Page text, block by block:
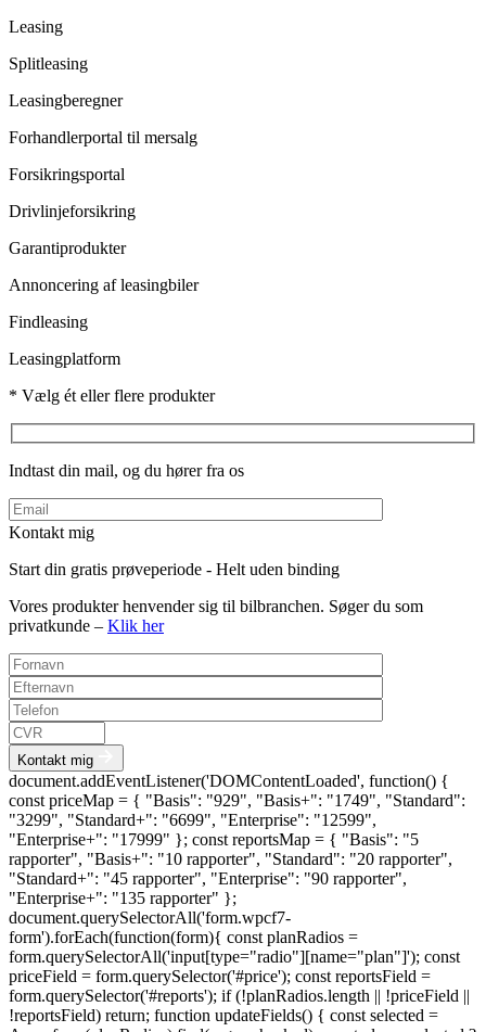
Leasing
Splitleasing
Leasingberegner
Forhandlerportal til mersalg
Forsikringsportal
Drivlinjeforsikring
Garantiprodukter
Annoncering af leasingbiler
Findleasing
Leasingplatform
* Vælg ét eller flere produkter
Indtast din mail, og du hører fra os
Kontakt mig
Start din gratis prøveperiode - Helt uden binding
Vores produkter henvender sig til bilbranchen. Søger du som
privatkunde – Klik her
Kontakt mig
document.addEventListener('DOMContentLoaded', function() {
const priceMap = { "Basis": "929", "Basis+": "1749", "Standard":
"3299", "Standard+": "6699", "Enterprise": "12599",
"Enterprise+": "17999" }; const reportsMap = { "Basis": "5
rapporter", "Basis+": "10 rapporter", "Standard": "20 rapporter",
"Standard+": "45 rapporter", "Enterprise": "90 rapporter",
"Enterprise+": "135 rapporter" };
document.querySelectorAll('form.wpcf7-
form').forEach(function(form){ const planRadios =
form.querySelectorAll('input[type="radio"][name="plan"]'); const
priceField = form.querySelector('#price'); const reportsField =
form.querySelector('#reports'); if (!planRadios.length || !priceField ||
!reportsField) return; function updateFields() { const selected =